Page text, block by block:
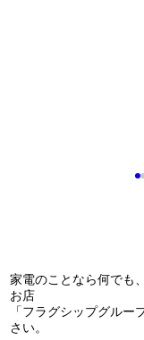
エコキュー
家電のことなら何でも
お店
「フラグシップグルー
さい。